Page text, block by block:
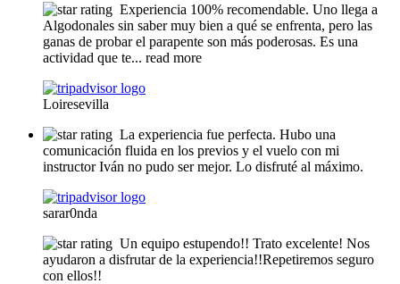
Experiencia 100% recomendable. Uno llega a
Algodonales sin saber muy bien a qué se enfrenta, pero las
ganas de probar el parapente son más poderosas. Es una
actividad que te... read more
Loiresevilla
La experiencia fue perfecta. Hubo una
comunicación fluida en los previos y el vuelo con mi
instructor Iván no pudo ser mejor. Lo disfruté al máximo.
sarar0nda
Un equipo estupendo!! Trato excelente! Nos
ayudaron a disfrutar de la experiencia!!Repetiremos seguro
con ellos!!